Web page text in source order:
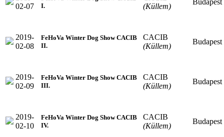
02-07
I.
(Küllem)
2019-
02-08
FeHoVa Winter Dog Show CACIB
II.
CACIB
(Küllem)
Budapest
2019-
02-09
FeHoVa Winter Dog Show CACIB
III.
CACIB
(Küllem)
Budapest
2019-
02-10
FeHoVa Winter Dog Show CACIB
IV.
CACIB
(Küllem)
Budapest